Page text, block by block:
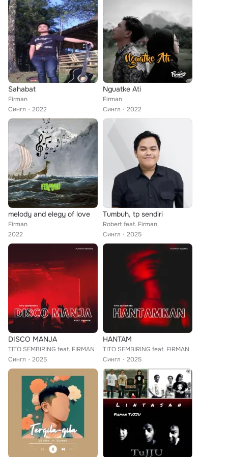
Sahabat
Firman
Сингл
2022
Nguatke Ati
Firman
Сингл
2022
melody and elegy of love
Firman
2022
Tumbuh, tp sendiri
Robert feat. Firman
Сингл
2025
DISCO MANJA
TITO SEMBIRING feat. FIRMAN
Сингл
2025
HANTAM
TITO SEMBIRING feat. FIRMAN
Сингл
2025